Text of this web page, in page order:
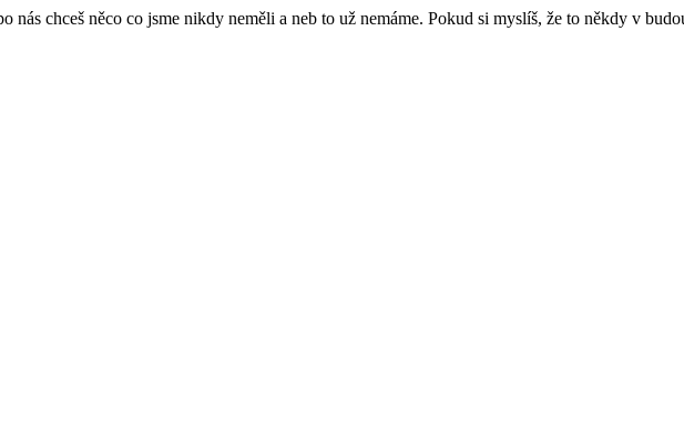
nás chceš něco co jsme nikdy neměli a neb to už nemáme. Pokud si myslíš, že to někdy v